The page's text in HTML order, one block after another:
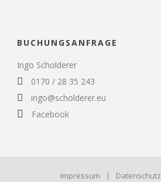
BUCHUNGSANFRAGE
Ingo Scholderer
0170 / 28 35 243
ingo@scholderer.eu
Facebook
Impressum | Datenschutz